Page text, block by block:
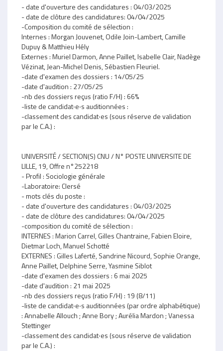
- date d'ouverture des candidatures : 04/03/2025
- date de clôture des candidatures: 04/04/2025
-Composition du comité de sélection :
Internes : Morgan Jouvenet, Odile Join-Lambert, Camille
Dupuy & Matthieu Hély
Externes : Muriel Darmon, Anne Paillet, Isabelle Clair, Nadège
Vézinat, Jean-Michel Denis, Sébastien Fleuriel.
-date d'examen des dossiers : 14/05/25
-date d'audition : 27/05/25
-nb des dossiers reçus (ratio F/H) : 66%
-liste de candidat‧e‧s auditionnées :
-classement des candidat‧es (sous réserve de validation
par le C.A.) :
UNIVERSITÉ / SECTION(S) CNU / N° POSTE UNIVERSITE DE
LILLE, 19, Offre n°252218
- Profil : Sociologie générale
-Laboratoire: Clersé
- mots clés du poste :
- date d'ouverture des candidatures : 04/03/2025
- date de clôture des candidatures: 04/04/2025
-composition du comité de sélection :
INTERNES : Marion Carrel, Gilles Chantraine, Fabien Eloire,
Dietmar Loch, Manuel Schotté
EXTERNES : Gilles Laferté, Sandrine Nicourd, Sophie Orange,
Anne Paillet, Delphine Serre, Yasmine Siblot
-date d'examen des dossiers : 6 mai 2025
-date d'audition : 21 mai 2025
-nb des dossiers reçus (ratio F/H) : 19 (8/11)
-liste de candidat‧e‧s auditionnées (par ordre alphabétique)
: Annabelle Allouch ; Anne Bory ; Aurélia Mardon ; Vanessa
Stettinger
-classement des candidat‧es (sous réserve de validation
par le C.A.) :